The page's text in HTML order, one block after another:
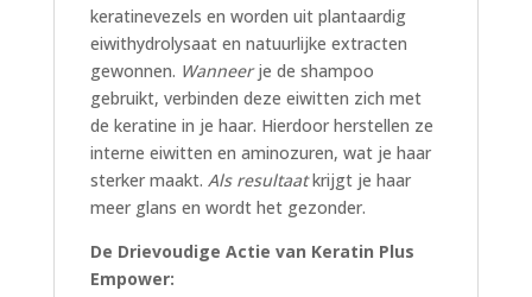
keratinevezels en worden uit plantaardig
eiwithydrolysaat en natuurlijke extracten
gewonnen. Wanneerje de shampoo
gebruikt, verbinden deze eiwitten zich met
de keratine in je haar. Hierdoor herstellen ze
interne eiwitten en aminozuren, wat je haar
sterker maakt. Als resultaatkrijgt je haar
meer glans en wordt het gezonder.
De Drievoudige Actie van Keratin Plus
Empower: